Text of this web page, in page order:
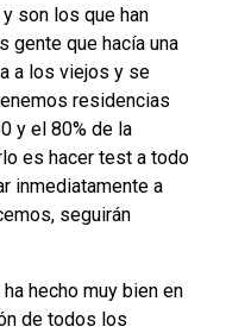
son los que han
gente que hacía una
a los viejos y se
residencias
y el 80% de la
es hacer test a todo
inmediatamente a
seguirán
hecho muy bien en
de todos los